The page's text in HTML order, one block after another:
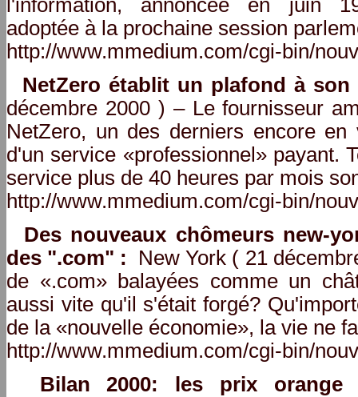
l'information, annoncée en juin
adoptée à la prochaine session
http://www.mmedium.com/cgi-bin/
NetZero établit un plafond à
décembre 2000 ) – Le fournisseur
NetZero, un des derniers encore
d'un service «professionnel» payant.
service plus de 40 heures par mois
http://www.mmedium.com/cgi-bin/
Des nouveaux chômeurs new-
des ".com" : New York ( 21
de «.com» balayées comme un
aussi vite qu'il s'était forgé?
de la «nouvelle économie», la vie ne
http://www.mmedium.com/cgi-bin/
Bilan 2000: les prix